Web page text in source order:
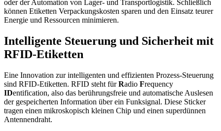
oder der Automation von Lager- und Transportlogistik. Schließlich
können Etiketten Verpackungskosten sparen und den Einsatz teurer
Energie und Ressourcen minimieren.
Intelligente Steuerung und Sicherheit mit
RFID-Etiketten
Eine Innovation zur intelligenten und effizienten Prozess-Steuerung
sind RFID-Etiketten. RFID steht fürRadio Frequency
IDentification, also das berührungsfreie und automatische Auslesen
der gespeicherten Information über ein Funksignal. Diese Sticker
tragen einen mikroskopisch kleinen Chip und einen superdünnen
Antennendraht.